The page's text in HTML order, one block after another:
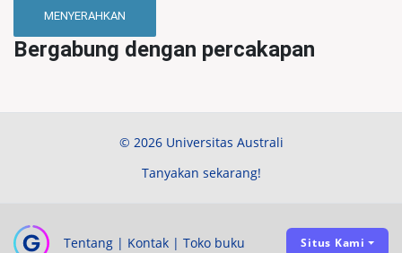
MENYERAHKAN
Bergabung dengan percakapan
© 2026 Universitas Australi
Tanyakan sekarang!
Tentang | Kontak | Toko buku Situs Kami